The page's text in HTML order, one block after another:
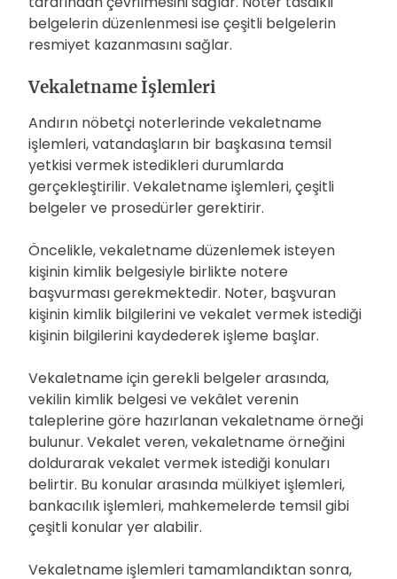
belgelerin düzenlenmesi ise çeşitli belgelerin
resmiyet kazanmasını sağlar.
Vekaletname İşlemleri
Andırın nöbetçi noterlerinde vekaletname
işlemleri, vatandaşların bir başkasına temsil
yetkisi vermek istedikleri durumlarda
gerçekleştirilir. Vekaletname işlemleri, çeşitli
belgeler ve prosedürler gerektirir.
Öncelikle, vekaletname düzenlemek isteyen
kişinin kimlik belgesiyle birlikte notere
başvurması gerekmektedir. Noter, başvuran
kişinin kimlik bilgilerini ve vekalet vermek istediği
kişinin bilgilerini kaydederek işleme başlar.
Vekaletname için gerekli belgeler arasında,
vekilin kimlik belgesi ve vekâlet verenin
taleplerine göre hazırlanan vekaletname örneği
bulunur. Vekalet veren, vekaletname örneğini
doldurarak vekalet vermek istediği konuları
belirtir. Bu konular arasında mülkiyet işlemleri,
bankacılık işlemleri, mahkemelerde temsil gibi
çeşitli konular yer alabilir.
Vekaletname işlemleri tamamlandıktan sonra,